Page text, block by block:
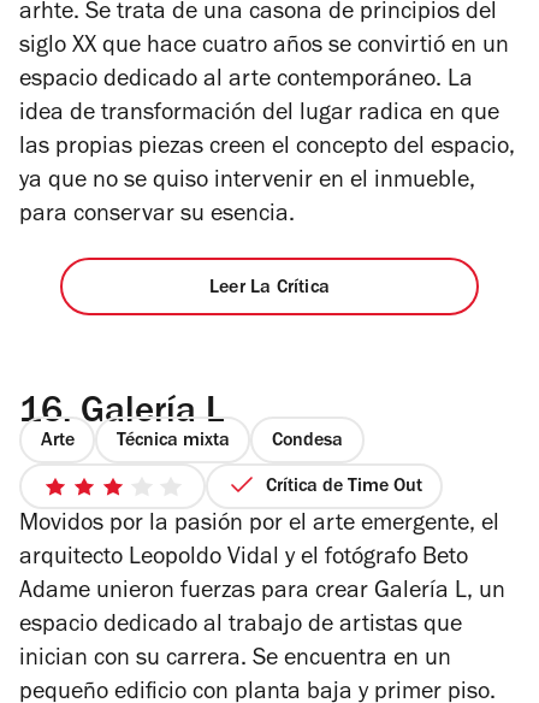
arhte. Se trata de una casona de principios del
siglo XX que hace cuatro años se convirtió en un
espacio dedicado al arte contemporáneo. La
idea de transformación del lugar radica en que
las propias piezas creen el concepto del espacio,
ya que no se quiso intervenir en el inmueble,
para conservar su esencia.
Leer La Crítica
16. Galería L
Arte Técnica mixta Condesa
3
de
5
estrellas
Crítica de Time Out
Movidos por la pasión por el arte emergente, el
arquitecto Leopoldo Vidal y el fotógrafo Beto
Adame unieron fuerzas para crear Galería L, un
espacio dedicado al trabajo de artistas que
inician con su carrera. Se encuentra en un
pequeño edificio con planta baja y primer piso.